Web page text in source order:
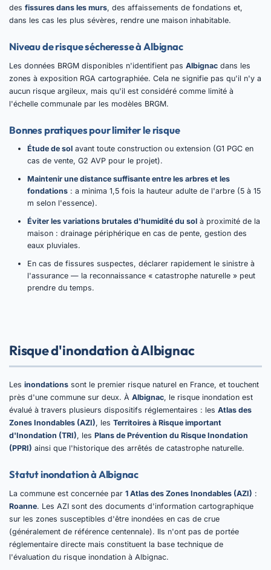
des fissures dans les murs, des affaissements de fondations et,
dans les cas les plus sévères, rendre une maison inhabitable.
Niveau de risque sécheresse à Albignac
Les données BRGM disponibles n'identifient pas Albignac dans les
zones à exposition RGA cartographiée. Cela ne signifie pas qu'il n'y a
aucun risque argileux, mais qu'il est considéré comme limité à
l'échelle communale par les modèles BRGM.
Bonnes pratiques pour limiter le risque
Étude de sol avant toute construction ou extension (G1 PGC en
cas de vente, G2 AVP pour le projet).
Maintenir une distance suffisante entre les arbres et les
fondations : a minima 1,5 fois la hauteur adulte de l'arbre (5 à 15
m selon l'essence).
Éviter les variations brutales d'humidité du sol à proximité de la
maison : drainage périphérique en cas de pente, gestion des
eaux pluviales.
En cas de fissures suspectes, déclarer rapidement le sinistre à
l'assurance — la reconnaissance « catastrophe naturelle » peut
prendre du temps.
Risque d'inondation à Albignac
Les inondations sont le premier risque naturel en France, et touchent
près d'une commune sur deux. À Albignac, le risque inondation est
évalué à travers plusieurs dispositifs réglementaires : les Atlas des
Zones Inondables (AZI), les Territoires à Risque important
d'Inondation (TRI), les Plans de Prévention du Risque Inondation
(PPRI) ainsi que l'historique des arrêtés de catastrophe naturelle.
Statut inondation à Albignac
La commune est concernée par 1 Atlas des Zones Inondables (AZI) :
Roanne. Les AZI sont des documents d'information cartographique
sur les zones susceptibles d'être inondées en cas de crue
(généralement de référence centennale). Ils n'ont pas de portée
réglementaire directe mais constituent la base technique de
l'évaluation du risque inondation à Albignac.